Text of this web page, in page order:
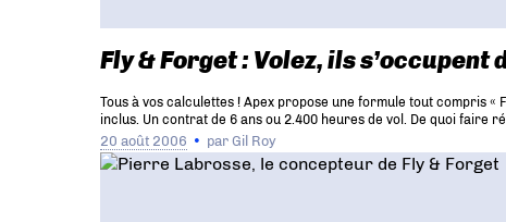
Fly & Forget : Volez, ils s’occupent
Tous à vos calculettes ! Apex propose une formule tout compris
inclus. Un contrat de 6 ans ou 2.400 heures de vol. De quoi faire
20 août 2006 parGil Roy